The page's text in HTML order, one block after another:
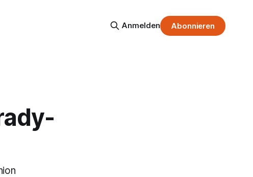
Anmelden Abonnieren